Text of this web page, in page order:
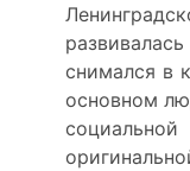
снимался в
основном